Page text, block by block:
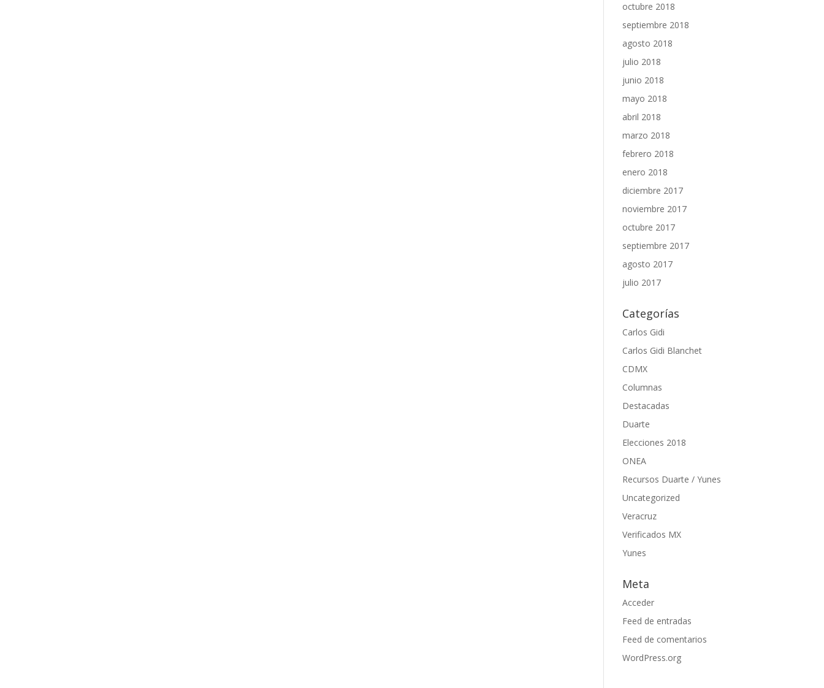
octubre 2018
septiembre 2018
agosto 2018
julio 2018
junio 2018
mayo 2018
abril 2018
marzo 2018
febrero 2018
enero 2018
diciembre 2017
noviembre 2017
octubre 2017
septiembre 2017
agosto 2017
julio 2017
Categorías
Carlos Gidi
Carlos Gidi Blanchet
CDMX
Columnas
Destacadas
Duarte
Elecciones 2018
ONEA
Recursos Duarte / Yunes
Uncategorized
Veracruz
Verificados MX
Yunes
Meta
Acceder
Feed de entradas
Feed de comentarios
WordPress.org